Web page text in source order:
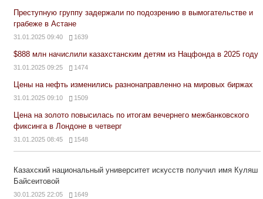
Преступную группу задержали по подозрению в вымогательстве и
грабеже в Астане
31.01.2025 09:40 1639
$888 млн начислили казахстанским детям из Нацфонда в 2025 году
31.01.2025 09:25 1474
Цены на нефть изменились разнонаправленно на мировых биржах
31.01.2025 09:10 1509
Цена на золото повысилась по итогам вечернего межбанковского
фиксинга в Лондоне в четверг
31.01.2025 08:45 1548
Казахский национальный университет искусств получил имя Куляш
Байсеитовой
30.01.2025 22:05 1649